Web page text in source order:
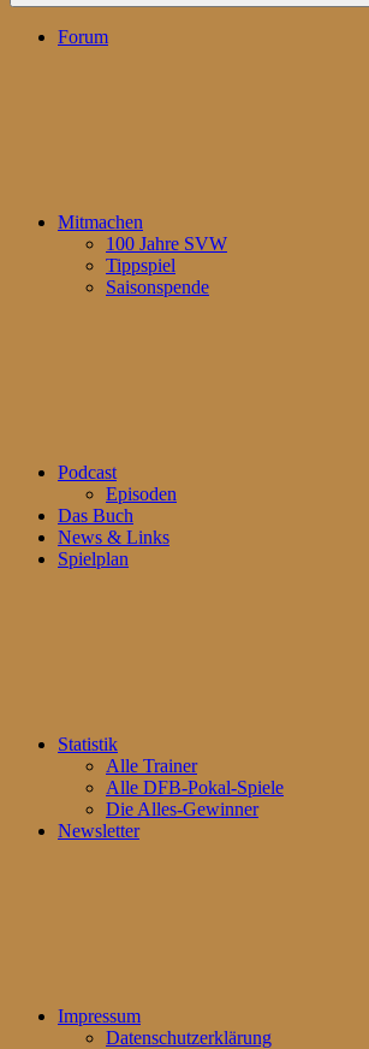
Forum
Mitmachen
100 Jahre SVW
Tippspiel
Saisonspende
Podcast
Episoden
Das Buch
News & Links
Spielplan
Statistik
Alle Trainer
Alle DFB-Pokal-Spiele
Die Alles-Gewinner
Newsletter
Impressum
Datenschutzerklärung